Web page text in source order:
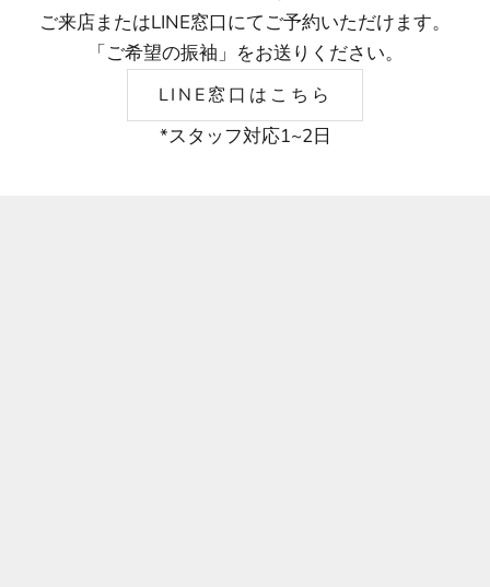
ご来店またはLINE窓口にてご予約いただけます。
「ご希望の振袖」をお送りください。
LINE窓口はこちら
*スタッフ対応1~2日